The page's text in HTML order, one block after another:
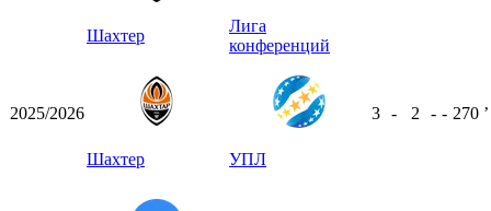
Шахтер
Лига
конференций
2025/2026
Шахтер УПЛ
3 - 2 - - 270 ʼ